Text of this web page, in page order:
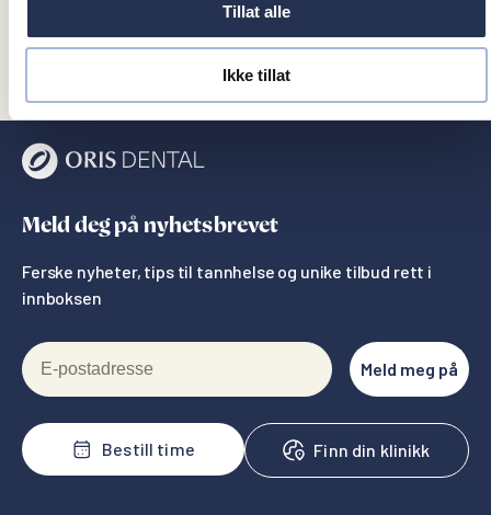
Tillat alle
Ikke tillat
Bergen
Meld deg på nyhetsbrevet
Ferske nyheter, tips til tannhelse og unike tilbud rett i
innboksen
E-postadresse
Meld meg på
Bestill time Finn din klinikk